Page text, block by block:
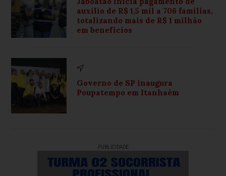
auxílio de R$ 1,5 mil a 706 famílias,
totalizando mais de R$ 1 milhão
em benefícios
Governo de SP inaugura
Poupatempo em Itanhaém
PUBLICIDADE